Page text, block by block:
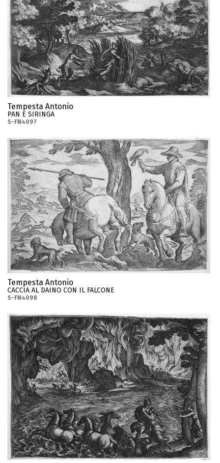
Tempesta Antonio
PAN E SIRINGA
S-FN4097
Tempesta Antonio
CACCIA AL DAINO CON IL FALCONE
S-FN4098